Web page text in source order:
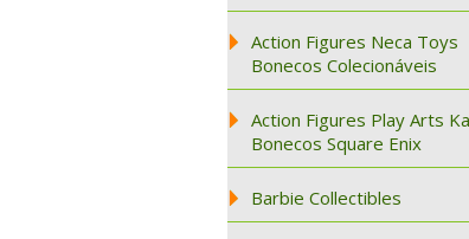
Action Figures Neca Toys
Bonecos Colecionáveis
Action Figures Play Arts
Bonecos Square Enix
Barbie Collectibles